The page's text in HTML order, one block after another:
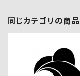
同じカテゴリの商品